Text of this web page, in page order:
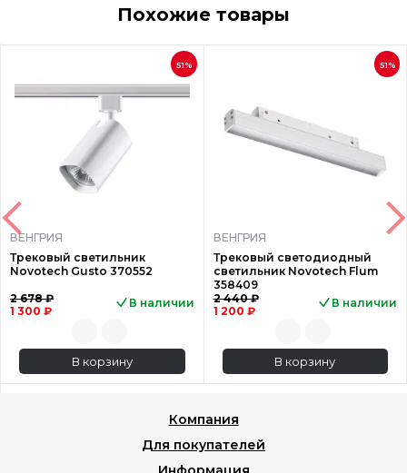
Похожие товары
51%
ВЕНГРИЯ
Трековый светильник
Novotech Gusto 370552
2 678 ₽
1 300 ₽
В наличии
В корзину
51%
ВЕНГРИЯ
Трековый светодиодный
светильник Novotech Flum
358409
2 440 ₽
1 200 ₽
В наличии
В корзину
Компания
Для покупателей